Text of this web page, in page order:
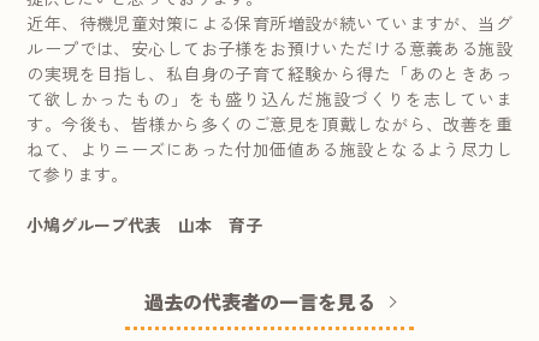
近年、待機児童対策による保育所増設が続いていますが、当グ
ループでは、安心してお子様をお預けいただける意義ある施設
の実現を目指し、私自身の子育て経験から得た「あのときあっ
て欲しかったもの」をも盛り込んだ施設づくりを志していま
す。今後も、皆様から多くのご意見を頂戴しながら、改善を重
ねて、よりニーズにあった付加価値ある施設となるよう尽力し
て参ります。
小鳩グループ代表 山本 育子
過去の代表者の一言を見る